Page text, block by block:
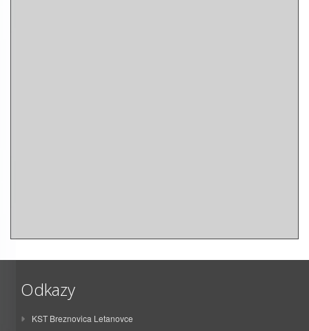
Odkazy
KST Breznovica Letanovce